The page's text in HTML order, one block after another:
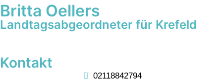
Britta Oellers
Landtagsabgeordneter für Krefeld
Kontakt
02118842794